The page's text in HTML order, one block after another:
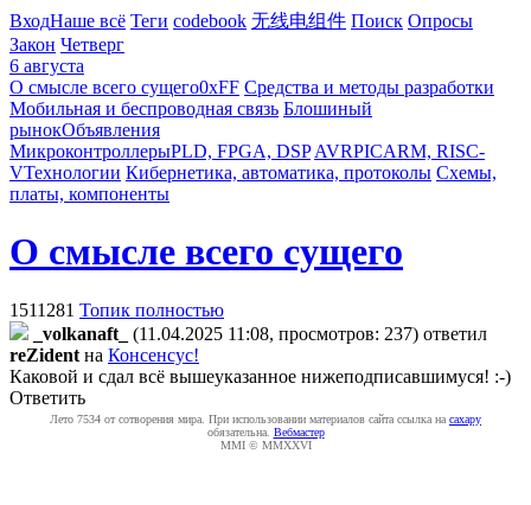
ВходНаше всё Теги codebook 无线电组件 Поиск Опросы
Закон Четверг
6 августа
О смысле всего сущего0xFF Средства и методы разработки
Мобильная и беспроводная связь Блошиный
рынокОбъявления
МикроконтроллерыPLD, FPGA, DSP AVRPICARM, RISC-
VТехнологии Кибернетика, автоматика, протоколы Схемы,
платы, компоненты
О смысле всего сущего
1511281 Топик полностью
_volkanaft_
(11.04.2025 11:08, просмотров: 237) ответил
reZident на Консенсус!
Каковой и сдал всё вышеуказанное нижеподписавшимуся! :-)
Ответить
Лето 7534 от сотворения мира. При использовании материалов сайта ссылка на caxapу
обязательна. Вебмастер
MMI © MMXXVI